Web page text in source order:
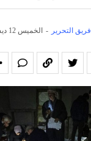
فريق التحرير - الخميس 12 ديسمبر 10:41 ص